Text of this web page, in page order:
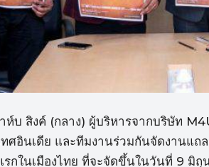
บ สิงค์ (กลาง) ผู้บริหารจากบริษัท
ทศอินเดีย และทีมงานร่วมกันจัดงานแ
รกในเมืองไทย ที่จะจัดขึ้นในวันที่ 9 มิ